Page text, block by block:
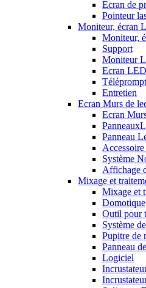
Ecran de
Pointeur
Moniteur, écran
Moniteur,
Support
Moniteur
Ecran
Entretien
Ecran Murs de
Ecran
Panneau
Système
Affichage
Mixage et
Mixage et
Domotique
Outil pour
Système
Pupitre de
Panneau
Logiciel